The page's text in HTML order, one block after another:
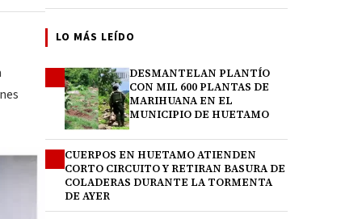
LO MÁS LEÍDO
DESMANTELAN PLANTÍO
CON MIL 600 PLANTAS DE
MARIHUANA EN EL
MUNICIPIO DE HUETAMO
CUERPOS EN HUETAMO ATIENDEN
CORTO CIRCUITO Y RETIRAN BASURA DE
COLADERAS DURANTE LA TORMENTA
DE AYER